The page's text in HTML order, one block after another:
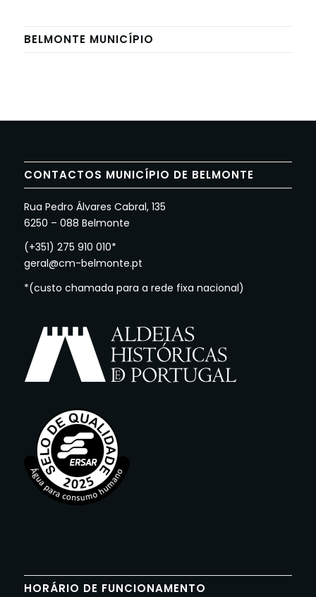
BELMONTE MUNICÍPIO
CONTACTOS MUNICÍPIO DE BELMONTE
Rua Pedro Álvares Cabral, 135
6250 – 088 Belmonte
(+351) 275 910 010*
geral@cm-belmonte.pt
*(custo chamada para a rede fixa nacional)
HORÁRIO DE FUNCIONAMENTO